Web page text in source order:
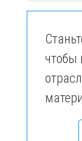
чтобы